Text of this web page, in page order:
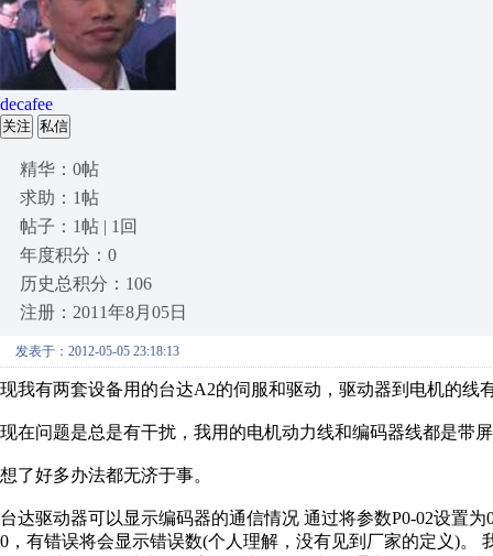
decafee
关注 私信
精华：0帖
求助：1帖
帖子：1帖 | 1回
年度积分：0
历史总积分：106
注册：2011年8月05日
发表于：2012-05-05 23:18:13
现我有两套设备用的台达A2的伺服和驱动，驱动器到电机的线
现在问题是总是有干扰，我用的电机动力线和编码器线都是带
想了好多办法都无济于事。
台达驱动器可以显示编码器的通信情况 通过将参数P0-02设置
0，有错误将会显示错误数(个人理解，没有见到厂家的定义)。